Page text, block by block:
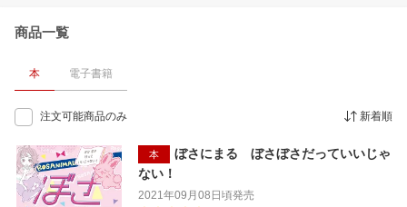
商品一覧
本 電子書籍
注文可能商品のみ 新着順
本
ぼさにまる ぼさぼさだっていいじゃ
ない！
2021年09月08日頃発売